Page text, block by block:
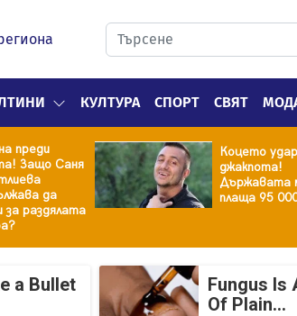
КУЛТУРА СПОРТ СВЯТ
преди
Защо Саня
да
за раздялата
Коцето
джакпота!
Държавата
плаща 95
a Bullet
Fungus Is
Of Plain...